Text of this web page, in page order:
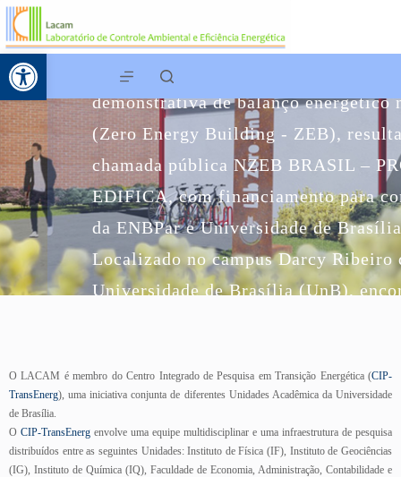
Abrir a barra de ferramentas
O LabZero – UnB é uma edificação
demonstrativa de balanço energético
(Zero Energy Building - ZEB),
chamada pública NZEB BRASIL –
EDIFICA, com financiamento para
da ENBPar e Universidade de
Localizado no campus Darcy Ribeiro
Universidade de Brasília (UnB),
Leia Mais
O LACAM é membro do Centro Integrado de Pesquisa em Transição Energética (CIP-
TransEnerg), uma iniciativa conjunta de diferentes Unidades Acadêmica da Universidade
de Brasília.
O CIP-TransEnerg envolve uma equipe multidisciplinar e uma infraestrutura de pesquisa
distribuídos entre as seguintes Unidades: Instituto de Física (IF), Instituto de Geociências
(IG), Instituto de Química (IQ), Faculdade de Economia, Administração, Contabilidade e